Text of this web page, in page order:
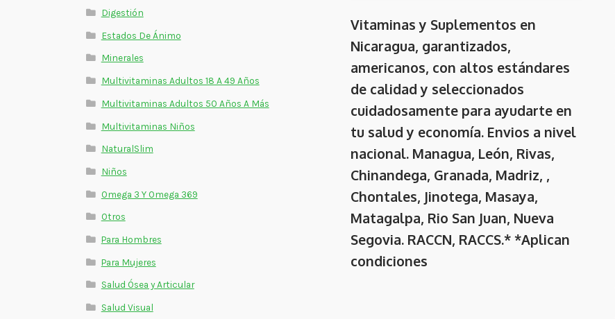
Digestión
Estados De Ánimo
Minerales
Multivitaminas Adultos 18 A 49 Años
Multivitaminas Adultos 50 Años A Más
Multivitaminas Niños
NaturalSlim
Niños
Omega 3 Y Omega 369
Otros
Para Hombres
Para Mujeres
Salud Ósea y Articular
Salud Visual
Vitaminas y Suplementos en
Nicaragua, garantizados,
americanos, con altos estándares
de calidad y seleccionados
cuidadosamente para ayudarte en
tu salud y economía. Envios a nivel
nacional. Managua, León, Rivas,
Chinandega, Granada, Madriz, ,
Chontales, Jinotega, Masaya,
Matagalpa, Rio San Juan, Nueva
Segovia. RACCN, RACCS.* *Aplican
condiciones